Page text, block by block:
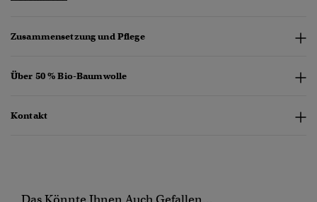
Zusammensetzung und Pflege
Über 50 % Bio-Baumwolle
Kontakt